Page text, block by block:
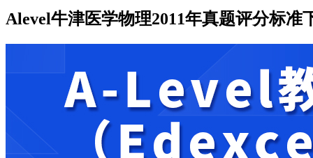
Alevel牛津医学物理2011年真题评分标准